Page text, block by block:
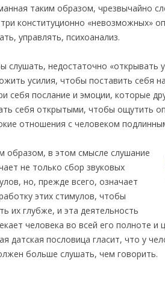
таким образом, чрезвычайно
конституционно «невозможных»
управлять, психоанализ.
слушать, недостаточно
усилия, чтобы поставить себя
себя послание и эмоции, которые
себя открытыми, чтобы ощутить
отношения с человеком
образом, в этом смысле слушание
не только сбор звуковых
но, прежде всего, означает
этих стимулов, чтобы
их глубже, и эта деятельность
человека во всей его полноте и
датская пословица гласит, что у
больше слушать, чем говорить.